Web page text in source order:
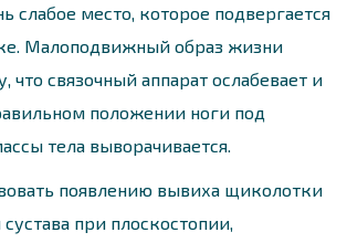
слабое место, которое подвергается
Малоподвижный образ жизни
что связочный аппарат ослабевает и
положении ноги под
тела выворачивается.
появлению вывиха щиколотки
при плоскостопии,